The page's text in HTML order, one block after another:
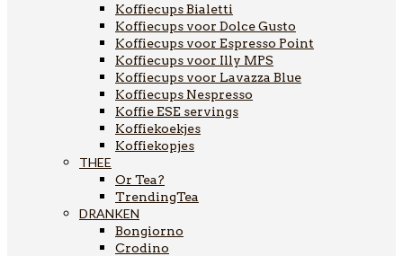
Koffiecups Bialetti
Koffiecups voor Dolce Gusto
Koffiecups voor Espresso Point
Koffiecups voor Illy MPS
Koffiecups voor Lavazza Blue
Koffiecups Nespresso
Koffie ESE servings
Koffiekoekjes
Koffiekopjes
THEE
Or Tea?
TrendingTea
DRANKEN
Bongiorno
Crodino